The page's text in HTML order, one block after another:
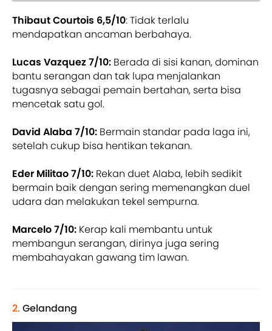
Thibaut Courtois 6,5/10: Tidak terlalu
mendapatkan ancaman berbahaya.
Lucas Vazquez 7/10: Berada di sisi kanan, dominan
bantu serangan dan tak lupa menjalankan
tugasnya sebagai pemain bertahan, serta bisa
mencetak satu gol.
David Alaba 7/10: Bermain standar pada laga ini,
setelah cukup bisa hentikan tekanan.
Eder Militao 7/10: Rekan duet Alaba, lebih sedikit
bermain baik dengan sering memenangkan duel
udara dan melakukan tekel sempurna.
Marcelo 7/10: Kerap kali membantu untuk
membangun serangan, dirinya juga sering
membahayakan gawang tim lawan.
2. Gelandang